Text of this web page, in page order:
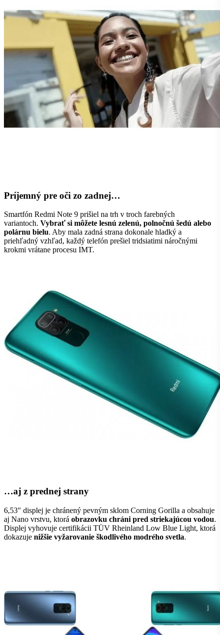
Príjemný pre oči zo zadnej…
Smartfón Redmi Note 9 prišiel na trh v troch farebných
variantoch. Vybrať si môžete lesnú zelenú, polnočnú šedú alebo
polárnu bielu. Aby mala zadná strana dokonale hladký a
priehľadný vzhľad, každý telefón prešiel tridsiatimi náročnými
krokmi vrátane procesu IMT.
…aj z prednej strany
6,53″ displej je chránený pevným sklom Corning Gorilla a obsahuje
aj Nano vrstvu, ktorá obrazovku chráni pred striekajúcou vodou.
Displej vyhovuje certifikácii TÜV Rheinland Low Blue Light, ktorá
dokazuje nižšie vyžarovanie škodlivého modrého svetla.